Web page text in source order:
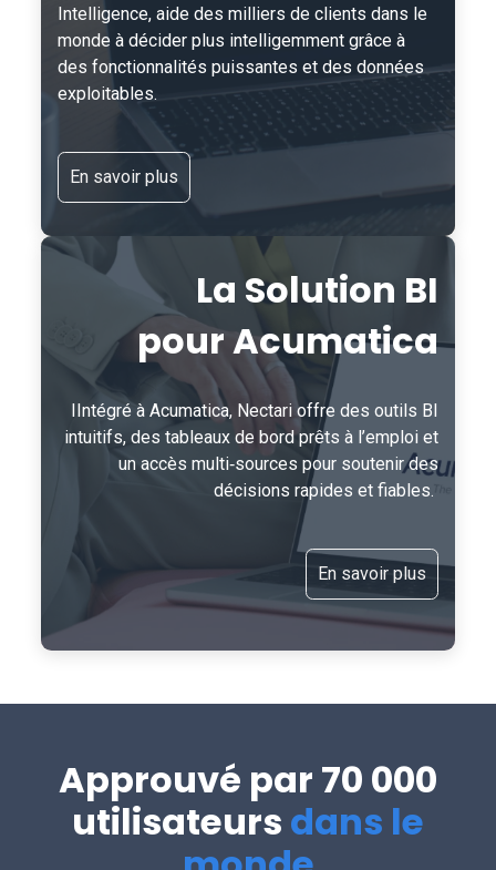
Intelligence, aide des milliers de clients dans le
monde à décider plus intelligemment grâce à
des fonctionnalités puissantes et des données
exploitables.
En savoir plus
La Solution BI
pour Acumatica
IIntégré à Acumatica, Nectari offre des outils BI
intuitifs, des tableaux de bord prêts à l’emploi et
un accès multi‑sources pour soutenir des
décisions rapides et fiables.
En savoir plus
Approuvé par 70 000
utilisateurs dans le